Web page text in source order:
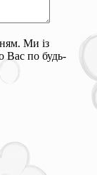
Ми із
Вас по будь-